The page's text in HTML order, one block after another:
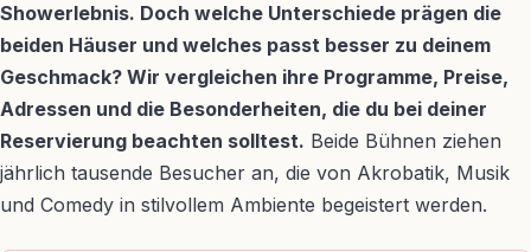
Showerlebnis. Doch welche Unterschiede prägen die
beiden Häuser und welches passt besser zu deinem
Geschmack? Wir vergleichen ihre Programme, Preise,
Adressen und die Besonderheiten, die du bei deiner
Reservierung beachten solltest. Beide Bühnen ziehen
jährlich tausende Besucher an, die von Akrobatik, Musik
und Comedy in stilvollem Ambiente begeistert werden.